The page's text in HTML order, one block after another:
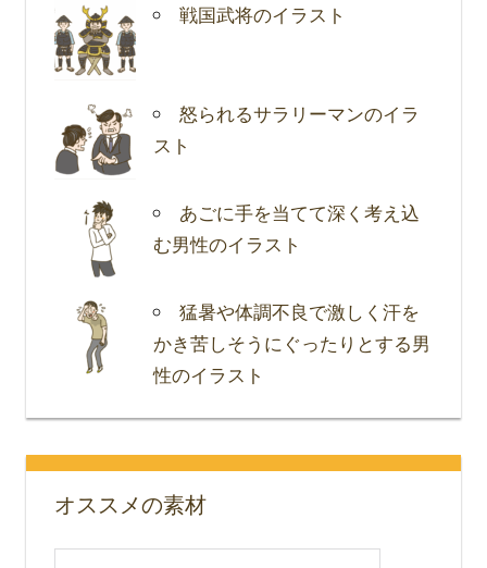
戦国武将のイラスト
怒られるサラリーマンのイラ
スト
あごに手を当てて深く考え込
む男性のイラスト
猛暑や体調不良で激しく汗を
かき苦しそうにぐったりとする男
性のイラスト
オススメの素材